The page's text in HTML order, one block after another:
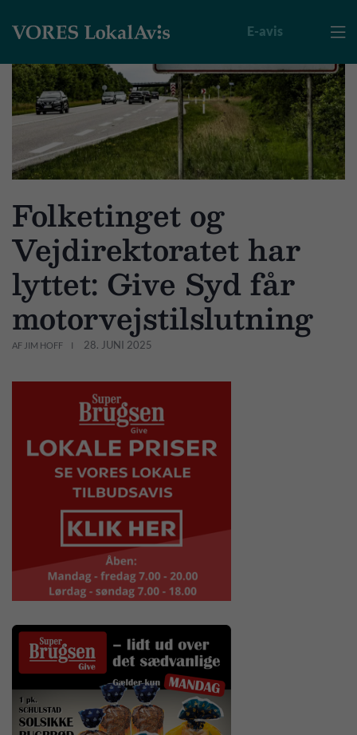

E-avis
Folketinget og
Vejdirektoratet har
lyttet: Give Syd får
motorvejstilslutning
AF JIM HOFF 28. JUNI 2025